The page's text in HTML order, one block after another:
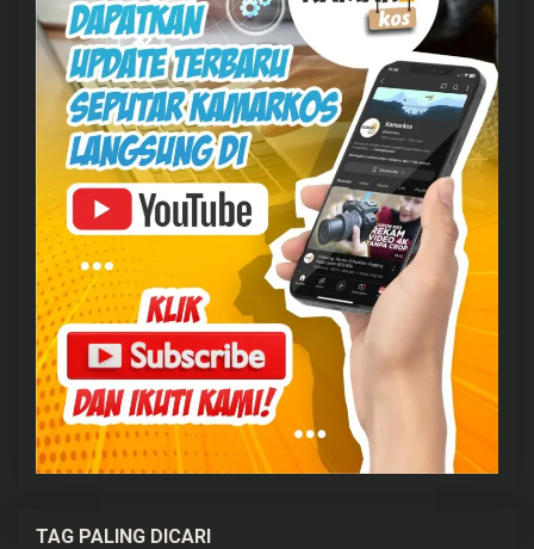
TAG PALING DICARI